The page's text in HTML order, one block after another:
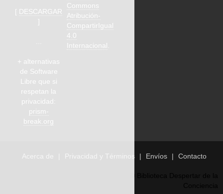
[ DESCARGAR
]
+ alternativas
de Software
Libre que si
respetan la
privacidad:
prism-
break.org
Commons
Atribución-
CompartirIgual
4.0
Internacional
Acerca de Privacidad y Términos Envíos Contacto